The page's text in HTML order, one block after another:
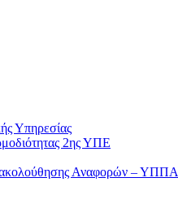
Υπηρεσίας
2ης ΥΠΕ
Αναφορών – ΥΠΠΑ